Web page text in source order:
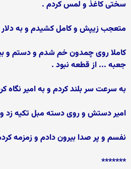
سختی کاغذ و لمس کردم .
متعجب زیپش و کامل کشیدم و به
کاملا روی چمدون خم شدم و دستم و
جعبه ... از قطعه نبود .
به سرعت سر بلند کردم و به امیر نگاه
امیر دستش و روی دسته مبل تکیه
نفسم و پر صدا بیرون دادم و زمزمه
*******